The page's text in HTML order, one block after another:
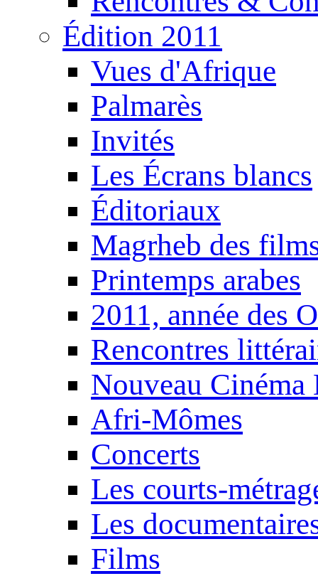
Édition 2011
Vues d'Afrique
Palmarès
Invités
Les Écrans blancs
Éditoriaux
Magrheb des
Printemps arabes
2011, année des
Rencontres
Nouveau Cinéma
Afri-Mômes
Concerts
Les courts-
Les
Films